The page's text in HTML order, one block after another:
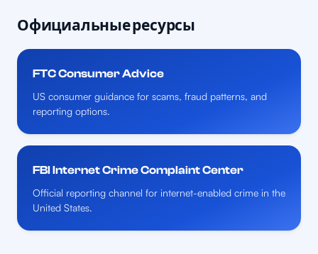
Официальные ресурсы
FTC Consumer Advice
US consumer guidance for scams, fraud patterns, and
reporting options.
FBI Internet Crime Complaint Center
Official reporting channel for internet-enabled crime in the
United States.